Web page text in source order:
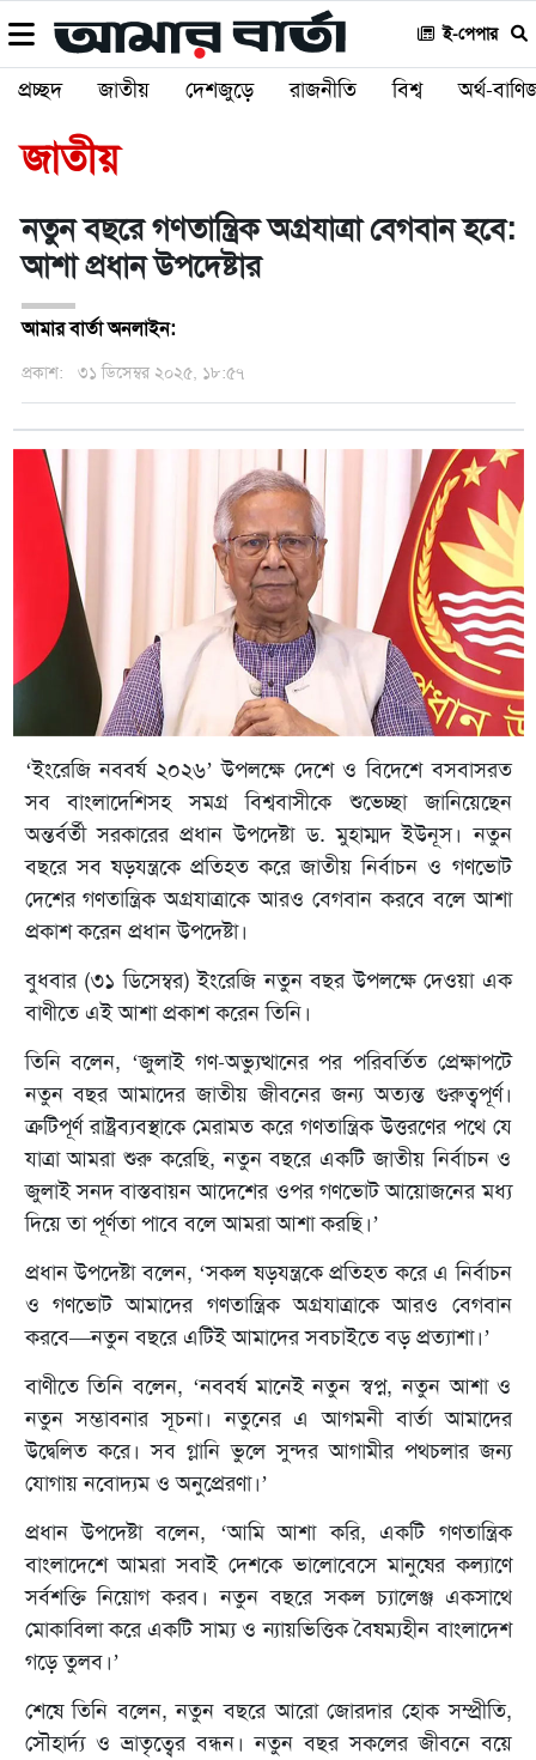
ই-পেপার
প্রচ্ছদ জাতীয় দেশজুড়ে রাজনীতি বিশ্ব অর্থ-
জাতীয়
নতুন বছরে গণতান্ত্রিক অগ্রযাত্রা বেগবান হবে:
আশা প্রধান উপদেষ্টার
আমার বার্তা অনলাইন:
প্রকাশ: ৩১ ডিসেম্বর ২০২৫, ১৮:৫৭
‘ইংরেজি নববর্ষ ২০২৬’ উপলক্ষে দেশে ও বিদেশে বসবাসরত
সব বাংলাদেশিসহ সমগ্র বিশ্ববাসীকে শুভেচ্ছা জানিয়েছেন
অন্তর্বর্তী সরকারের প্রধান উপদেষ্টা ড. মুহাম্মদ ইউনূস। নতুন
বছরে সব ষড়যন্ত্রকে প্রতিহত করে জাতীয় নির্বাচন ও গণভোট
দেশের গণতান্ত্রিক অগ্রযাত্রাকে আরও বেগবান করবে বলে আশা
প্রকাশ করেন প্রধান উপদেষ্টা।
বুধবার (৩১ ডিসেম্বর) ইংরেজি নতুন বছর উপলক্ষে দেওয়া এক
বাণীতে এই আশা প্রকাশ করেন তিনি।
তিনি বলেন, ‘জুলাই গণ-অভ্যুত্থানের পর পরিবর্তিত প্রেক্ষাপটে
নতুন বছর আমাদের জাতীয় জীবনের জন্য অত্যন্ত গুরুত্বপূর্ণ।
ত্রুটিপূর্ণ রাষ্ট্রব্যবস্থাকে মেরামত করে গণতান্ত্রিক উত্তরণের পথে যে
যাত্রা আমরা শুরু করেছি, নতুন বছরে একটি জাতীয় নির্বাচন ও
জুলাই সনদ বাস্তবায়ন আদেশের ওপর গণভোট আয়োজনের মধ্য
দিয়ে তা পূর্ণতা পাবে বলে আমরা আশা করছি।’
প্রধান উপদেষ্টা বলেন, ‘সকল ষড়যন্ত্রকে প্রতিহত করে এ নির্বাচন
ও গণভোট আমাদের গণতান্ত্রিক অগ্রযাত্রাকে আরও বেগবান
করবে—নতুন বছরে এটিই আমাদের সবচাইতে বড় প্রত্যাশা।’
বাণীতে তিনি বলেন, ‘নববর্ষ মানেই নতুন স্বপ্ন, নতুন আশা ও
নতুন সম্ভাবনার সূচনা। নতুনের এ আগমনী বার্তা আমাদের
উদ্বেলিত করে। সব গ্লানি ভুলে সুন্দর আগামীর পথচলার জন্য
যোগায় নবোদ্যম ও অনুপ্রেরণা।’
প্রধান উপদেষ্টা বলেন, ‘আমি আশা করি, একটি গণতান্ত্রিক
বাংলাদেশে আমরা সবাই দেশকে ভালোবেসে মানুষের কল্যাণে
সর্বশক্তি নিয়োগ করব। নতুন বছরে সকল চ্যালেঞ্জ একসাথে
মোকাবিলা করে একটি সাম্য ও ন্যায়ভিত্তিক বৈষম্যহীন বাংলাদেশ
গড়ে তুলব।’
শেষে তিনি বলেন, নতুন বছরে আরো জোরদার হোক সম্প্রীতি,
সৌহার্দ্য ও ভ্রাতৃত্বের বন্ধন। নতুন বছর সকলের জীবনে বয়ে